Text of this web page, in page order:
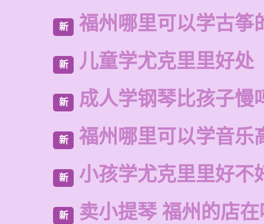
新 福州哪里可以学古筝
新 儿童学尤克里里好处
新 成人学钢琴比孩子慢
新 福州哪里可以学音乐
新 小孩学尤克里里好不
新 卖小提琴 福州的店